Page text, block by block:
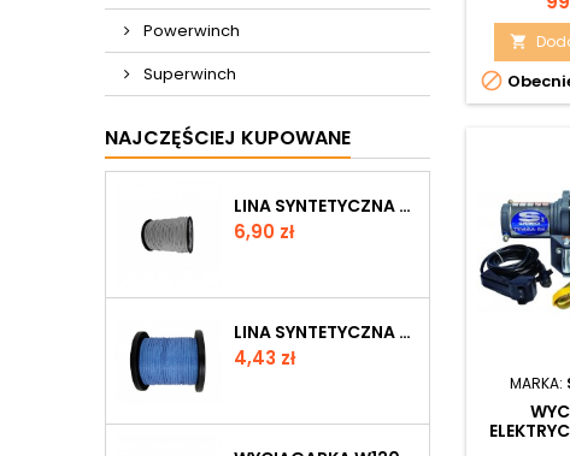
Powerwinch
Superwinch
NAJCZĘŚCIEJ KUPOWANE
LINA SYNTETYCZNA 6 MM, SZARA, MBL 3.6T
Cena
6,90 zł
LINA SYNTETYCZNA 6 MM, NIEBIESKA, MBL 3.0 T
Cena
4,43 zł


MARKA: